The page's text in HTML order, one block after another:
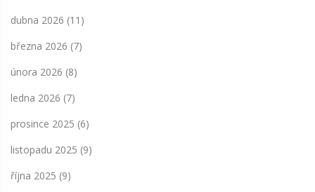
dubna 2026 (11)
března 2026 (7)
února 2026 (8)
ledna 2026 (7)
prosince 2025 (6)
listopadu 2025 (9)
října 2025 (9)